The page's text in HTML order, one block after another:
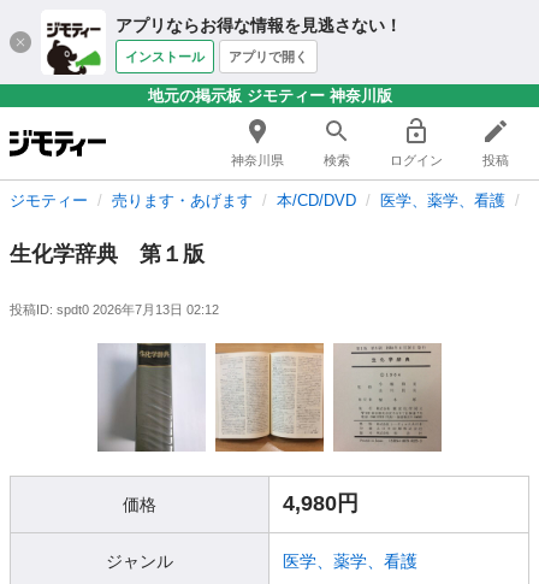
アプリならお得な情報を見逃さない！
インストール アプリで開く
地元の掲示板 ジモティー 神奈川版
神奈川県 検索 ログイン 投稿
ジモティー 売ります・あげます 本/CD/DVD 医学、薬学、看護
生化学辞典 第１版
投稿ID: spdt0 2026年7月13日 02:12
価格 4,980円
ジャンル 医学、薬学、看護